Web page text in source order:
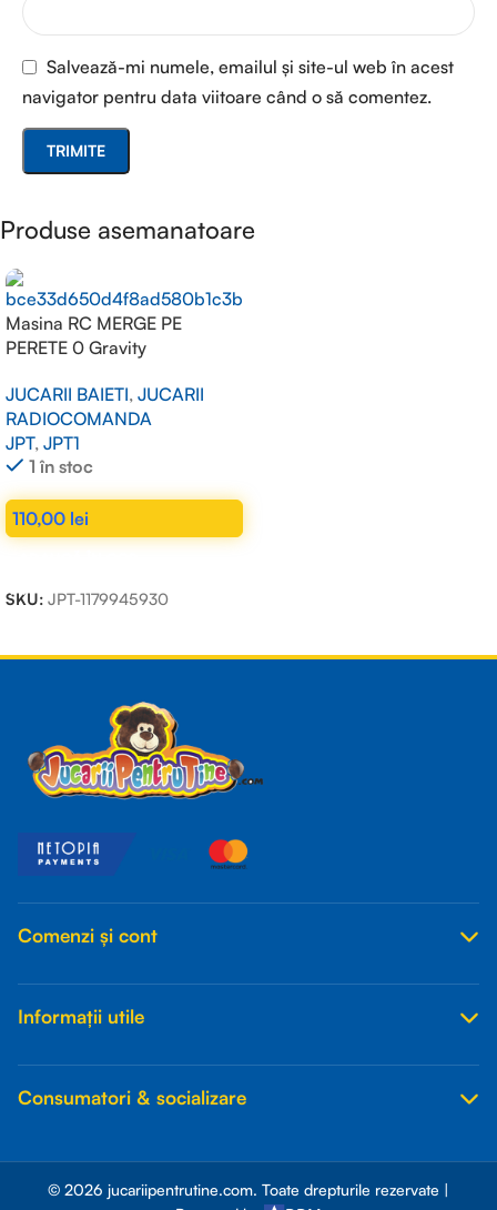
Salvează-mi numele, emailul și site-ul web în acest
navigator pentru data viitoare când o să comentez.
Produse asemanatoare
Masina RC MERGE PE
PERETE 0 Gravity
JUCARII BAIETI, JUCARII
RADIOCOMANDA
JPT, JPT1
1 în stoc
110,00 lei
SKU: JPT-1179945930
Comenzi și cont
Informații utile
Consumatori & socializare
© 2026 jucariipentrutine.com. Toate drepturile rezervate |